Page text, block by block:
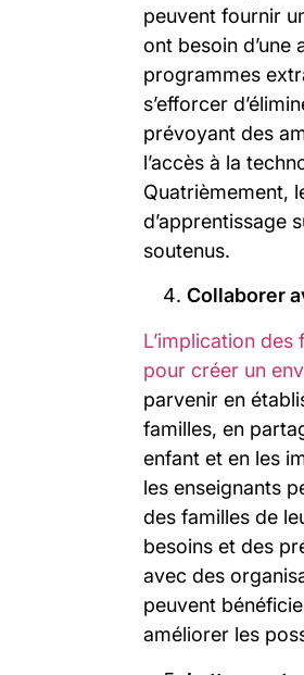
peuvent fournir
ont besoin
programmes
s’efforcer
prévoyant des
l’accès à la
Quatrièmement,
d’apprentissage
soutenus.
Collaborer
L’implication
pour créer un
parvenir en
familles, en
enfant et en les
les enseignants
des familles de
besoins et des
avec des
peuvent
améliorer les